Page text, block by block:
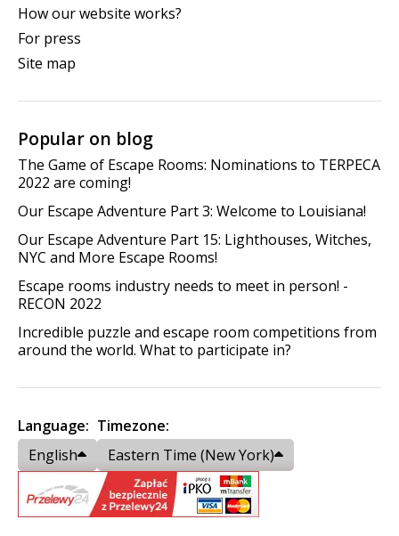
How our website works?
For press
Site map
Popular on blog
The Game of Escape Rooms: Nominations to TERPECA
2022 are coming!
Our Escape Adventure Part 3: Welcome to Louisiana!
Our Escape Adventure Part 15: Lighthouses, Witches,
NYC and More Escape Rooms!
Escape rooms industry needs to meet in person! -
RECON 2022
Incredible puzzle and escape room competitions from
around the world. What to participate in?
Language:
English
Timezone:
Eastern Time (New York)